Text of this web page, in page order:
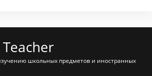
школьных предметов и иностранных